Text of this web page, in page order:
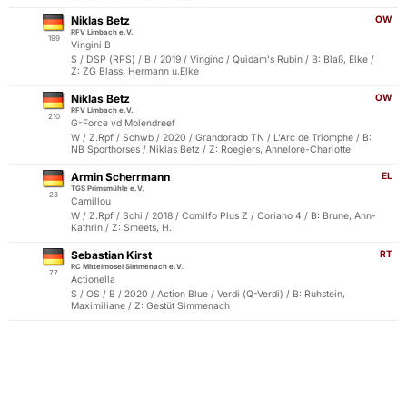
199
OW
Niklas Betz
RFV Limbach e.V.
Vingini B
S / DSP (RPS) / B / 2019 / Vingino / Quidam's Rubin / B: Blaß, Elke /
Z: ZG Blass, Hermann u.Elke
210
OW
Niklas Betz
RFV Limbach e.V.
G-Force vd Molendreef
W / Z.Rpf / Schwb / 2020 / Grandorado TN / L'Arc de Triomphe / B:
NB Sporthorses / Niklas Betz / Z: Roegiers, Annelore-Charlotte
28
EL
Armin Scherrmann
TGS Primsmühle e.V.
Camillou
W / Z.Rpf / Schi / 2018 / Comilfo Plus Z / Coriano 4 / B: Brune, Ann-
Kathrin / Z: Smeets, H.
77
RT
Sebastian Kirst
RC Mittelmosel Simmenach e.V.
Actionella
S / OS / B / 2020 / Action Blue / Verdi (Q-Verdi) / B: Ruhstein,
Maximiliane / Z: Gestüt Simmenach